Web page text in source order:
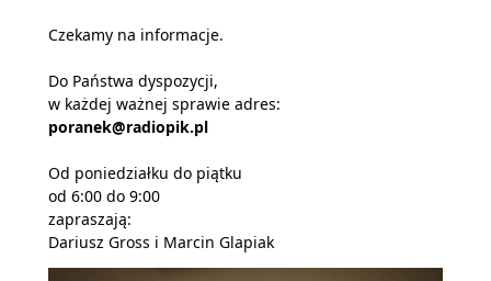
Czekamy na informacje.
Do Państwa dyspozycji,
w każdej ważnej sprawie adres:
poranek@radiopik.pl
Od poniedziałku do piątku
od 6:00 do 9:00
zapraszają:
Dariusz Gross i Marcin Glapiak